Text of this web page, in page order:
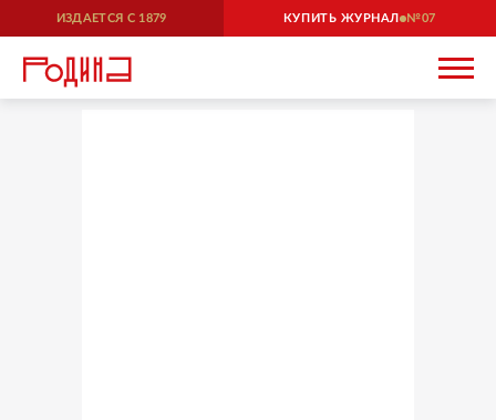
ИЗДАЕТСЯ С 1879 КУПИТЬ ЖУРНАЛ 07